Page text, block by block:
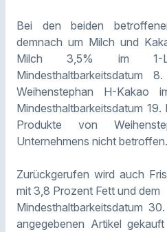
Bei den beiden
demnach um Milch und
Milch 3,5% im 1-
Mindesthaltbarkeitsdatum
Weihenstephan H-Kakao
Mindesthaltbarkeitsdatum
Produkte von
Unternehmens nicht betroffen.
Zurückgerufen wird auch
mit 3,8 Prozent Fett und dem
Mindesthaltbarkeitsdatum
angegebenen Artikel